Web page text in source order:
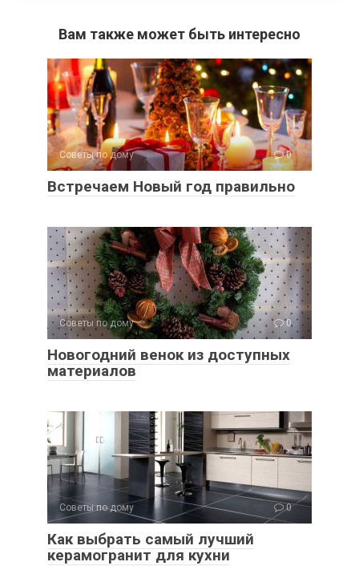
Вам также может быть интересно
Советы по дому 0
Встречаем Новый год правильно
Советы по дому 0
Новогодний венок из доступных
материалов
Советы по дому 0
Как выбрать самый лучший
керамогранит для кухни